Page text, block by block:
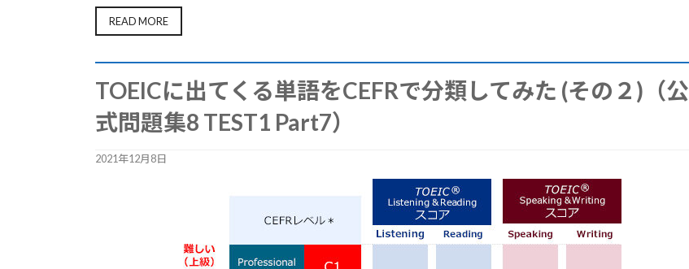
READ MORE
TOEICに出てくる単語をCEFRで分類してみた (その２)（公
式問題集8 TEST1 Part7）
2021年12月8日